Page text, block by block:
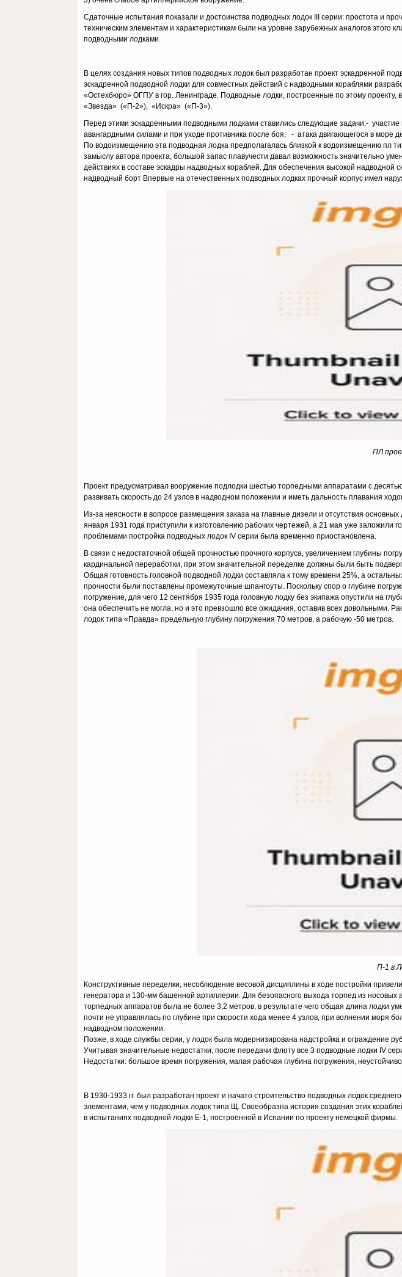
Сдаточные испытания показали и достоинства подводных лодок III серии: простота и
техническим элементам и характеристикам были на уровне зарубежных аналогов
подводными лодками.
В целях создания новых типов подводных лодок был разработан проект эскадренной
эскадренной подводной лодки для совместных действий с надводными кораблями
«Остехбюро» ОГПУ в гор. Ленинграде. Подводные лодки, построенные по этому проекту,
«Звезда» («П-2»), «Искра» («П-3»).
Перед этими эскадренными подводными лодками ставились следующие задачи:-
авангардными силами и при уходе противника после боя; - атака двигающегося в море
По водоизмещению эта подводная лодка предполагалась близкой к водоизмещению пл
замыслу автора проекта, большой запас плавучести давал возможность значительно
действиях в составе эскадры надводных кораблей. Для обеспечения высокой
надводный борт Впервые на отечественных подводных лодках прочный корпус имел
ПЛ
Проект предусматривал вооружение подлодки шестью торпедными аппаратами с
развивать скорость до 24 узлов в надводном положении и иметь дальность плавания
Из-за неясности в вопросе размещения заказа на главные дизели и отсутствия
января 1931 года приступили к изготовлению рабочих чертежей, а 21 мая уже заложили
проблемами постройка подводных лодок IV серии была временно приостановлена.
В связи с недостаточной общей прочностью прочного корпуса, увеличением глубины
кардинальной переработки, при этом значительной переделке должны были быть
Общая готовность головной подводной лодки составляла к тому времени 25%, а
прочности были поставлены промежуточные шпангоуты. Поскольку спор о глубине
погружение, для чего 12 сентября 1935 года головную лодку без экипажа опустили на
она обеспечить не могла, но и это превзошло все ожидания, оставив всех довольными.
лодок типа «Правда» предельную глубину погружения 70 метров, а рабочую -50 метров.
П-1 в
Конструктивные переделки, несоблюдение весовой дисциплины в ходе постройки
генератора и 130-мм башенной артиллерии. Для безопасного выхода торпед из
торпедных аппаратов была не более 3,2 метров, в результате чего общая длина лодки
почти не управлялась по глубине при скорости хода менее 4 узлов, при волнении моря
надводном положении.
Позже, в ходе службы серии, у лодок была модернизирована надстройка и ограждение
Учитывая значительные недостатки, после передачи флоту все 3 подводные лодки IV
Недостатки: большое время погружения, малая рабочая глубина погружения,
В 1930-1933 гг. был разработан проект и начато строительство подводных лодок
элементами, чем у подводных лодок типа Щ. Своеобразна история создания этих
в испытаниях подводной лодки Е-1, построенной в Испании по проекту немецкой фирмы.